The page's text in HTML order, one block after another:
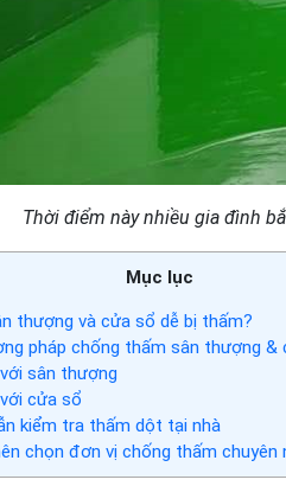
Thời điểm này nhiều gia đình
Mục lục
thượng và cửa sổ dễ bị thấm?
pháp chống thấm sân thượng &
sân thượng
cửa sổ
kiểm tra thấm dột tại nhà
chọn đơn vị chống thấm chuyên